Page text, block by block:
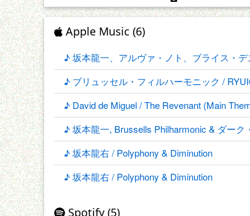
Apple Music (6)
♪ 坂本龍一、アルヴァ・ノト、ブライス・
♪ ブリュッセル・フィルハーモニック /
♪ David de Miguel / The Revenant (Main
♪ 坂本龍一, Brussells Philharmonic & ダー
♪ 坂本龍右 / Polyphony & Diminution
♪ 坂本龍右 / Polyphony & Diminution
Spotify (5)